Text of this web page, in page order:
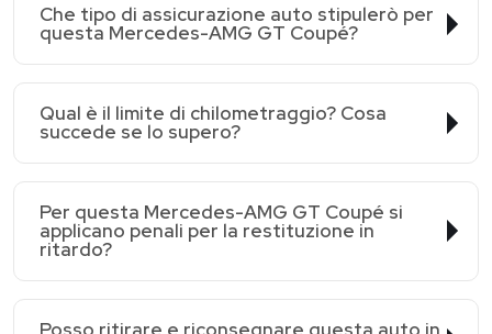
Che tipo di assicurazione auto stipulerò per
questa Mercedes-AMG GT Coupé?
Qual è il limite di chilometraggio? Cosa
succede se lo supero?
Per questa Mercedes-AMG GT Coupé si
applicano penali per la restituzione in
ritardo?
Posso ritirare e riconsegnare questa auto in